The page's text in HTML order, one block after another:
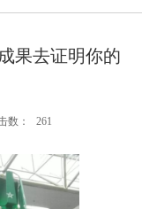
果去证明你的
数： 261